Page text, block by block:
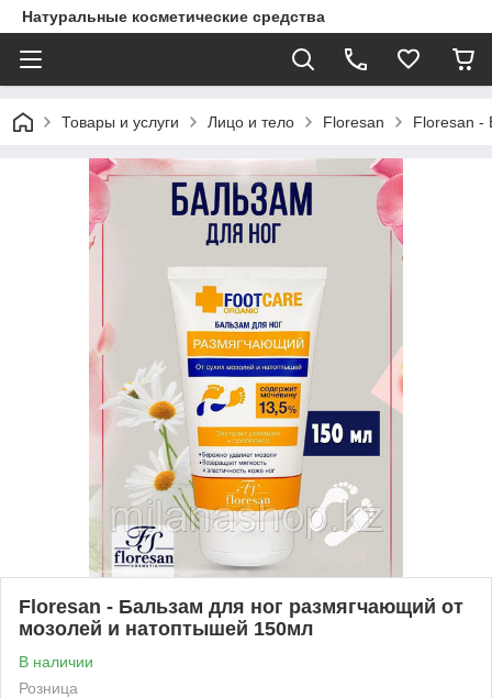
Натуральные косметические средства
Товары и услуги Лицо и тело Floresan Floresan -
Floresan - Бальзам для ног размягчающий от
мозолей и натоптышей 150мл
В наличии
Розница